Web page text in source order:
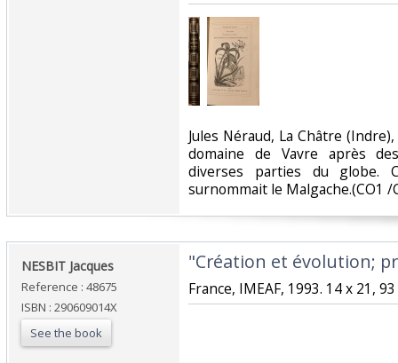
‎Jules Néraud, La Châtre
domaine de Vavre après
diverses parties du globe.
surnommait le Malgache.(CO1 /
‎NESBIT Jacques‎
Reference : 48675
ISBN : 290609014X
See the book
‎"Création et évolution;
‎France, IMEAF, 1993. 14 x 21,